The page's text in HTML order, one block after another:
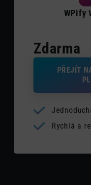
WPify
Zdarma
PŘEJÍT
Rychlá a